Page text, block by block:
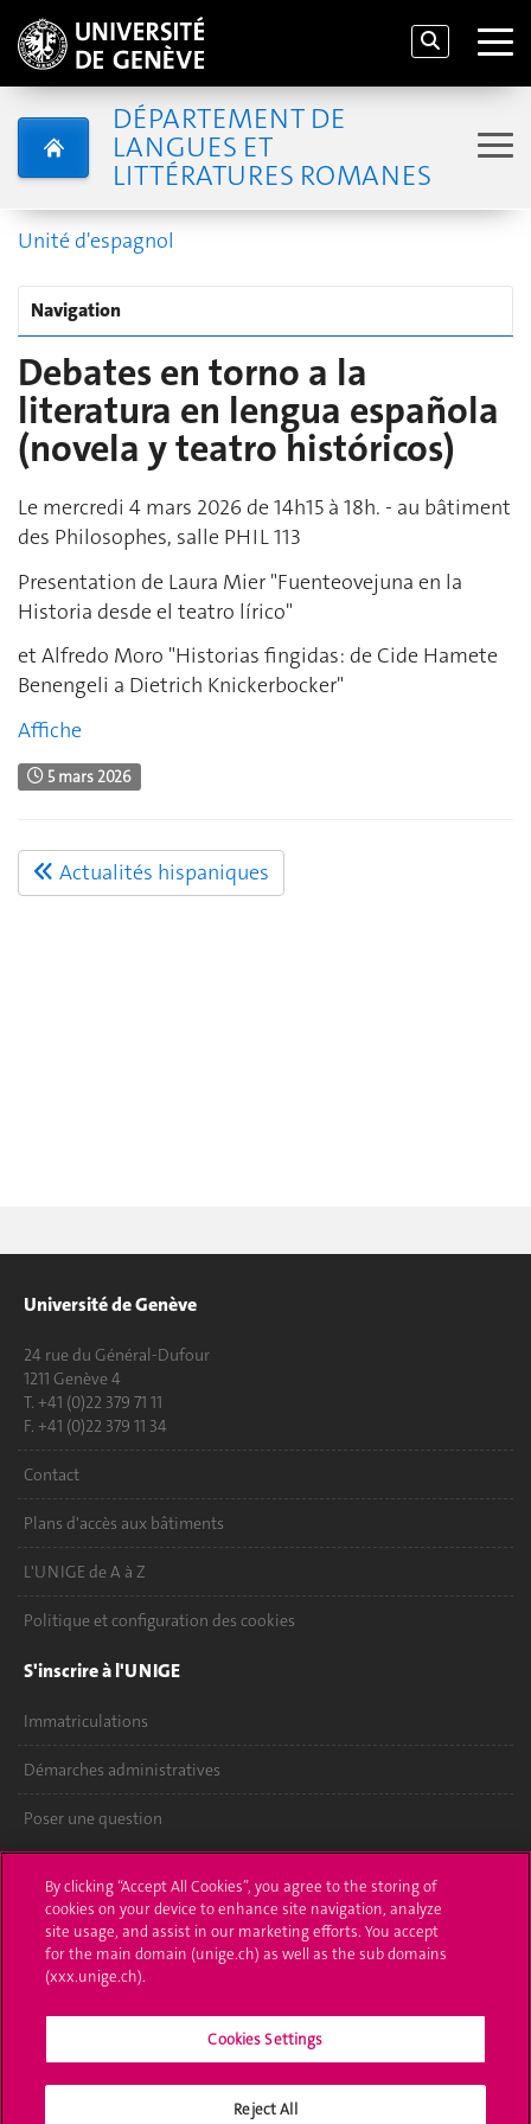
DÉPARTEMENT DE
LANGUES ET
LITTÉRATURES ROMANES
Unité d'espagnol
Navigation
Debates en torno a la
literatura en lengua española
(novela y teatro históricos)
Le mercredi 4 mars 2026 de 14h15 à 18h. - au bâtiment
des Philosophes, salle PHIL 113
Presentation de Laura Mier "Fuenteovejuna en la
Historia desde el teatro lírico"
et Alfredo Moro "Historias fingidas: de Cide Hamete
Benengeli a Dietrich Knickerbocker"
Affiche
5 mars 2026
Actualités hispaniques
Université de Genève
24 rue du Général-Dufour
1211 Genève 4
T. +41 (0)22 379 71 11
F. +41 (0)22 379 11 34
Contact
Plans d'accès aux bâtiments
L'UNIGE de A à Z
Politique et configuration des cookies
S'inscrire à l'UNIGE
Immatriculations
Démarches administratives
Poser une question
UNIGE Mobile
Médias
Offres d'emploi
Bibliothèque
By clicking “Accept All Cookies”, you agree to the storing of
cookies on your device to enhance site navigation, analyze
site usage, and assist in our marketing efforts. You accept
for the main domain (unige.ch) as well as the sub domains
(xxx.unige.ch).
Cookies Settings
Reject All